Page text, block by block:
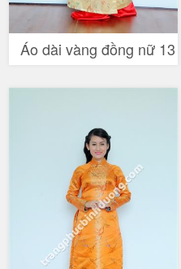
Áo dài vàng đồng nữ 13